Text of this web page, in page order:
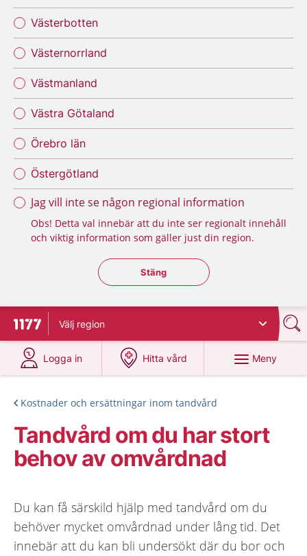
Västerbotten
Västernorrland
Västmanland
Västra Götaland
Örebro län
Östergötland
Jag vill inte se någon regional information
Obs! Detta val innebär att du inte ser regionalt innehåll
och viktig information som gäller just din region.
Stäng regionsväljaren
Stäng
Till startsidan för 1177
Välj region
Logga in
på 1177.se
Hitta vård
på 1177.se
Meny
Kostnader och ersättningar inom tandvård
Tandvård om du har stort
behov av omvårdnad
Du kan få särskild hjälp med tandvård om du
behöver mycket omvårdnad under lång tid. Det
innebär att du kan bli undersökt där du bor och